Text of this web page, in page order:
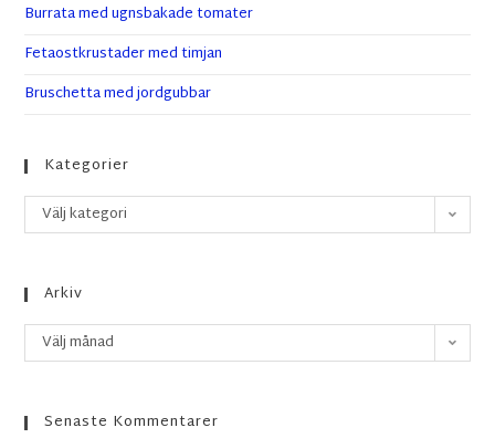
Burrata med ugnsbakade tomater
Fetaostkrustader med timjan
Bruschetta med jordgubbar
Kategorier
Välj kategori
Arkiv
Välj månad
Senaste Kommentarer